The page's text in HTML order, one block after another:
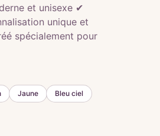
et unisexe ✔
unique et
spécialement pour
Jaune
Bleu ciel